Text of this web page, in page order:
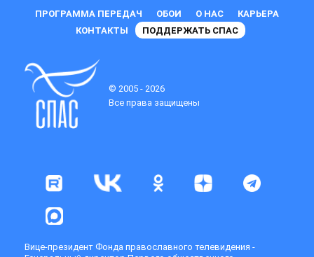
ПРОГРАММА ПЕРЕДАЧ ОБОИ О НАС
КАРЬЕРА
КОНТАКТЫ
ПОДДЕРЖАТЬ СПАС
© 2005 - 2026
Все права защищены
Вице-президент Фонда православного телевидения -